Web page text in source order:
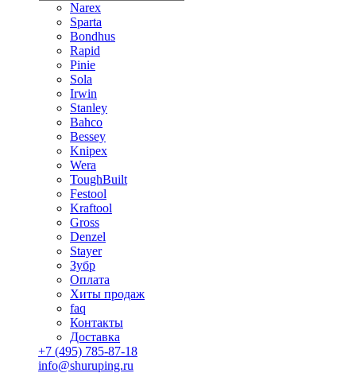
Narex
Sparta
Bondhus
Rapid
Pinie
Sola
Irwin
Stanley
Bahco
Bessey
Knipex
Wera
ToughBuilt
Festool
Kraftool
Gross
Denzel
Stayer
Зубр
Оплата
Хиты продаж
faq
Контакты
Доставка
+7 (495) 785-87-18
info@shuruping.ru